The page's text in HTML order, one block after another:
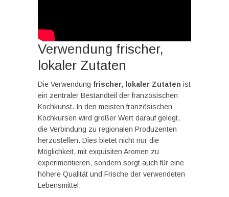
Verwendung frischer,
lokaler Zutaten
Die Verwendung frischer, lokaler Zutaten ist
ein zentraler Bestandteil der französischen
Kochkunst. In den meisten französischen
Kochkursen wird großer Wert darauf gelegt,
die Verbindung zu regionalen Produzenten
herzustellen. Dies bietet nicht nur die
Möglichkeit, mit exquisiten Aromen zu
experimentieren, sondern sorgt auch für eine
höhere Qualität und Frische der verwendeten
Lebensmittel.